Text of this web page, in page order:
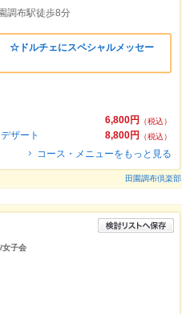
調布駅徒歩8分
☆ドルチェにスペシャルメッセー
6,800円
（税込）
8,800円
（税込）
デザート
コース・メニューをもっと見る
田園調布倶楽部
女子会